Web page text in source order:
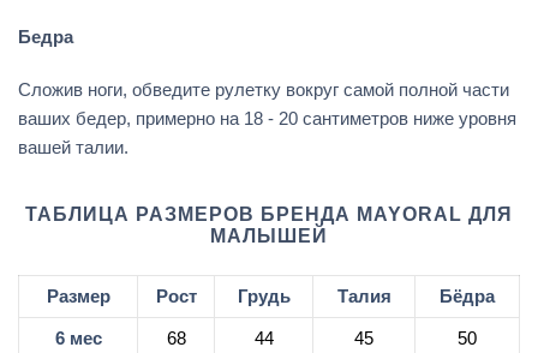
Бедра
Сложив ноги, обведите рулетку вокруг самой полной части
ваших бедер, примерно на 18 - 20 сантиметров ниже уровня
вашей талии.
ТАБЛИЦА РАЗМЕРОВ БРЕНДА MAYORAL ДЛЯ
МАЛЫШЕЙ
Размер Рост Грудь Талия Бёдра
6 мес 68 44 45 50